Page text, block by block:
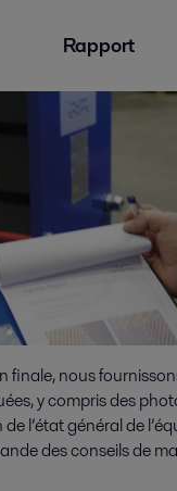
Rapport
finale, nous
y compris des
l’état général de
des conseils de